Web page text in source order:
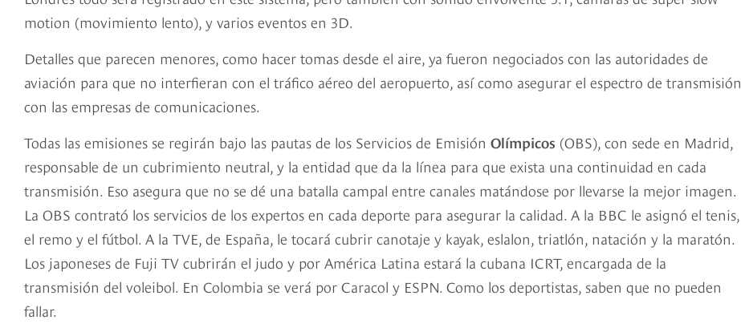
motion (movimiento lento), y varios eventos en 3D.
Detalles que parecen menores, como hacer tomas desde el aire, ya fueron negociados con las autoridades de
aviación para que no interfieran con el tráfico aéreo del aeropuerto, así como asegurar el espectro de transmisión
con las empresas de comunicaciones.
Todas las emisiones se regirán bajo las pautas de los Servicios de Emisión Olímpicos (OBS), con sede en Madrid,
responsable de un cubrimiento neutral, y la entidad que da la línea para que exista una continuidad en cada
transmisión. Eso asegura que no se dé una batalla campal entre canales matándose por llevarse la mejor imagen.
La OBS contrató los servicios de los expertos en cada deporte para asegurar la calidad. A la BBC le asignó el tenis,
el remo y el fútbol. A la TVE, de España, le tocará cubrir canotaje y kayak, eslalon, triatlón, natación y la maratón.
Los japoneses de Fuji TV cubrirán el judo y por América Latina estará la cubana ICRT, encargada de la
transmisión del voleibol. En Colombia se verá por Caracol y ESPN. Como los deportistas, saben que no pueden
fallar.